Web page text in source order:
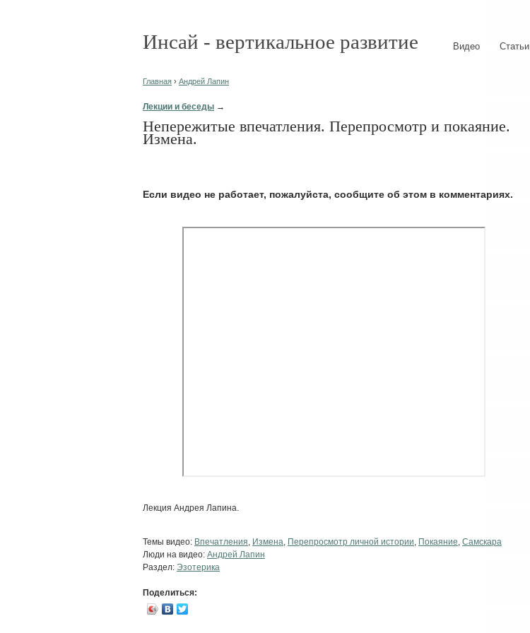
Инсай - вертикальное развитие Видео Статьи
Главная › Андрей Лапин
Лекции и беседы →
Непережитые впечатления. Перепросмотр и покаяние.
Измена.
Eсли видео не работает, пожалуйста, сообщите об этом в комментариях.
Лекция Андрея Лапина.
Темы видео: Впечатления Измена Перепросмотр личной истории Покаяние Самскара
Люди на видео: Андрей Лапин
Раздел: Эзотерика
Поделиться: